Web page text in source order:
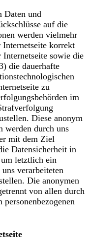
Daten und
auf die
werden vielmehr
korrekt
sowie die
die dauerhafte
zu
im
Diese anonym
werden durch uns
mit dem Ziel
Datensicherheit in
um letztlich ein
verarbeiteten
Die anonymen
von allen durch
personenbezogenen